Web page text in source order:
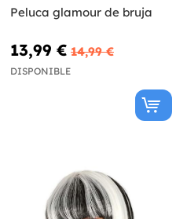
Peluca glamour de bruja
13,99 € 14,99 €
DISPONIBLE